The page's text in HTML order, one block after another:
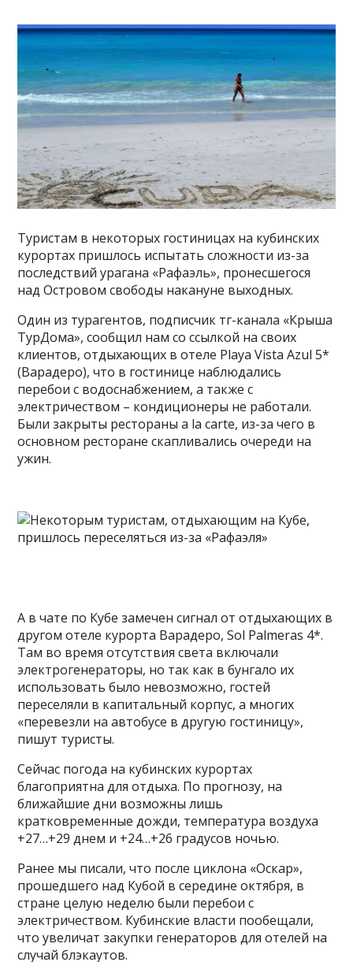
Туристам в некоторых гостиницах на кубинских
курортах пришлось испытать сложности из-за
последствий урагана «Рафаэль», пронесшегося
над Островом свободы накануне выходных.
Один из турагентов, подписчик тг-канала «Крыша
ТурДома», сообщил нам со ссылкой на своих
клиентов, отдыхающих в отеле Playa Vista Azul 5*
(Варадеро), что в гостинице наблюдались
перебои с водоснабжением, а также с
электричеством – кондиционеры не работали.
Были закрыты рестораны a la carte, из-за чего в
основном ресторане скапливались очереди на
ужин.
А в чате по Кубе замечен сигнал от отдыхающих в
другом отеле курорта Варадеро, Sol Palmeras 4*.
Там во время отсутствия света включали
электрогенераторы, но так как в бунгало их
использовать было невозможно, гостей
переселяли в капитальный корпус, а многих
«перевезли на автобусе в другую гостиницу»,
пишут туристы.
Сейчас погода на кубинских курортах
благоприятна для отдыха. По прогнозу, на
ближайшие дни возможны лишь
кратковременные дожди, температура воздуха
+27…+29 днем и +24…+26 градусов ночью.
Ранее мы писали, что после циклона «Оскар»,
прошедшего над Кубой в середине октября, в
стране целую неделю были перебои с
электричеством. Кубинские власти пообещали,
что увеличат закупки генераторов для отелей на
случай блэкаутов.